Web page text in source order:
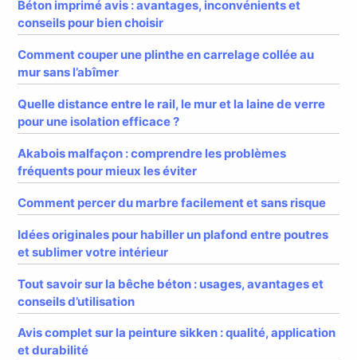
Béton imprimé avis : avantages, inconvénients et
conseils pour bien choisir
Comment couper une plinthe en carrelage collée au
mur sans l’abîmer
Quelle distance entre le rail, le mur et la laine de verre
pour une isolation efficace ?
Akabois malfaçon : comprendre les problèmes
fréquents pour mieux les éviter
Comment percer du marbre facilement et sans risque
Idées originales pour habiller un plafond entre poutres
et sublimer votre intérieur
Tout savoir sur la bêche béton : usages, avantages et
conseils d’utilisation
Avis complet sur la peinture sikken : qualité, application
et durabilité